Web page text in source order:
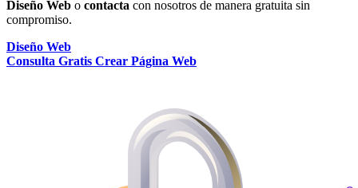
Diseño Web o contacta con nosotros de manera gratuita sin
compromiso.
Diseño Web
Consulta Gratis Crear Página Web